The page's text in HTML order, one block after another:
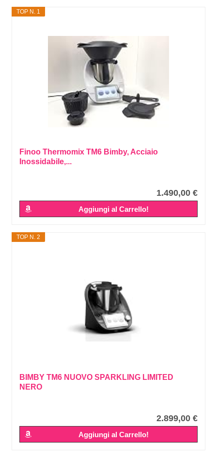
TOP N. 1
Finoo Thermomix TM6 Bimby, Acciaio
Inossidabile,...
1.490,00 €
Aggiungi al Carrello!
TOP N. 2
BIMBY TM6 NUOVO SPARKLING LIMITED
NERO
2.899,00 €
Aggiungi al Carrello!